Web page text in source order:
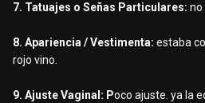
7. Tatuajes o Señas Particulares: no
8. Apariencia / Vestimenta: estaba
rojo vino.
9. Ajuste Vaginal: Poco ajuste. ya la